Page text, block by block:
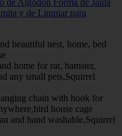
y de Limpiar para
beautiful nest, home, bed
home for rat, hamster,
any small pets,Squirrel
chain with hook for
house cage
and hand washable,Squirrel